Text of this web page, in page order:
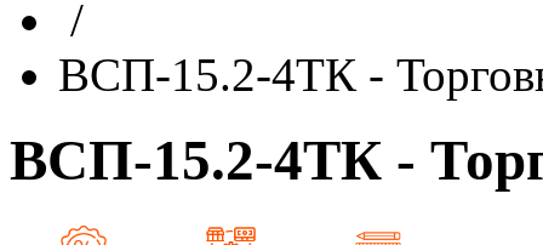
/
ВСП-15.2-4ТК -
ВСП-15.2-4ТК -